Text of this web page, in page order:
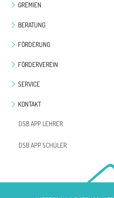
GREMIEN
BERATUNG
FÖRDERUNG
FÖRDERVEREIN
SERVICE
KONTAKT
DSB APP LEHRER
DSB APP SCHÜLER